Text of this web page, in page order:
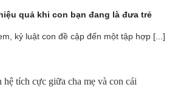
quả khi con bạn đang là đưa trẻ
kỷ luật con đề cập đến một tập hợp [...]